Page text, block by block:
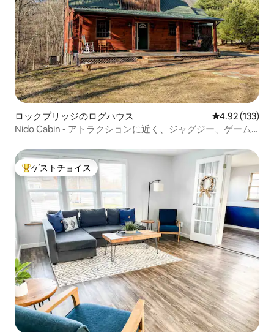
ロックブリッジのログハウス レビュー133
4.92 (133)
Nido Cabin - アトラクションに近く、ジャグジー、ゲーム
大好評のゲストチョイスです。
ゲストチョイス